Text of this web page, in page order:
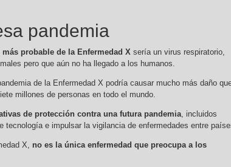
pandemia
probable de la Enfermedad X sería un virus respiratorio,
pero que aún no ha llegado a los humanos.
de la Enfermedad X podría causar mucho más daño
millones de personas en todo el mundo.
de protección contra una futura pandemia, incluidos
tecnología e impulsar la vigilancia de enfermedades entre
X, no es la única enfermedad que preocupa a los